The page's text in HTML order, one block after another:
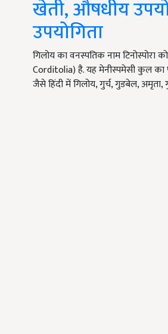
खेती, औषधीय
उपयोगिता
गिलोय का वनस्पतिक नाम टिनोस्पोरा
Corditolia) है. यह मेनीस्पमेसी कुल का
जैसे हिंदी में गिलोय, गुर्च, गुडबेल, अमृता,